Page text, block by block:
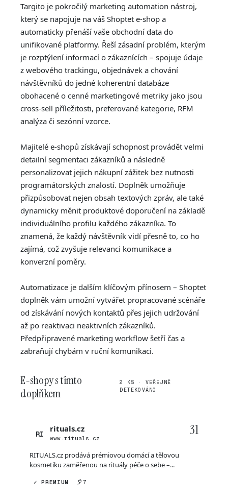
Targito je pokročilý marketing automation nástroj,
který se napojuje na váš Shoptet e-shop a
automaticky přenáší vaše obchodní data do
unifikované platformy. Řeší zásadní problém, kterým
je rozptýlení informací o zákaznících – spojuje údaje
z webového trackingu, objednávek a chování
návštěvníků do jedné koherentní databáze
obohacené o cenné marketingové metriky jako jsou
cross-sell příležitosti, preferované kategorie, RFM
analýza či sezónní vzorce.
Majitelé e-shopů získávají schopnost provádět velmi
detailní segmentaci zákazníků a následně
personalizovat jejich nákupní zážitek bez nutnosti
programátorských znalostí. Doplněk umožňuje
přizpůsobovat nejen obsah textových zpráv, ale také
dynamicky měnit produktové doporučení na základě
individuálního profilu každého zákazníka. To
znamená, že každý návštěvník vidí přesně to, co ho
zajímá, což zvyšuje relevanci komunikace a
konverzní poměry.
Automatizace je dalším klíčovým přínosem – Shoptet
doplněk vám umožní vytvářet propracované scénáře
od získávání nových kontaktů přes jejich udržování
až po reaktivaci neaktivních zákazníků.
Předpřipravené marketing workflow šetří čas a
zabraňují chybám v ruční komunikaci.
E-shopy s tímto
doplňkem
2 KS · VEŘEJNĚ
DETEKOVÁNO
RI
rituals.cz
www.rituals.cz
31
RITUALS.cz prodává prémiovou domácí a tělovou
kosmetiku zaměřenou na rituály péče o sebe –...
✓ PREMIUM 7